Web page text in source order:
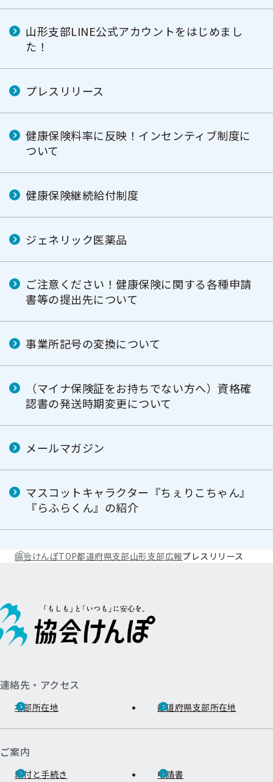
山形支部LINE公式アカウントをはじめまし
た！
プレスリリース
健康保険料率に反映！インセンティブ制度に
ついて
健康保険継続給付制度
ジェネリック医薬品
ご注意ください！健康保険に関する各種申請
書等の提出先について
事業所記号の変換について
（マイナ保険証をお持ちでない方へ）資格確
認書の発送時期変更について
メールマガジン
マスコットキャラクター『ちぇりこちゃん』
『らふらくん』の紹介
協会けんぽTOP都道府県支部山形支部広報プレスリリース
連絡先・アクセス
本部所在地 都道府県支部所在地
ご案内
給付と手続き 申請書